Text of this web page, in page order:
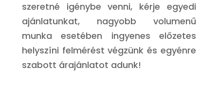
szeretné igénybe venni, kérje egyedi
ajánlatunkat, nagyobb volumenű
munka esetében ingyenes előzetes
helyszíni felmérést végzünk és egyénre
szabott árajánlatot adunk!